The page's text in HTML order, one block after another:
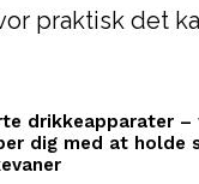
praktisk det
drikkeapparater
dig med at holde